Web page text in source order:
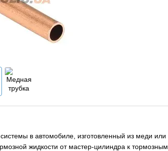
в автомобиле, изготовленный из меди или
жидкости от мастер-цилиндра к тормозным